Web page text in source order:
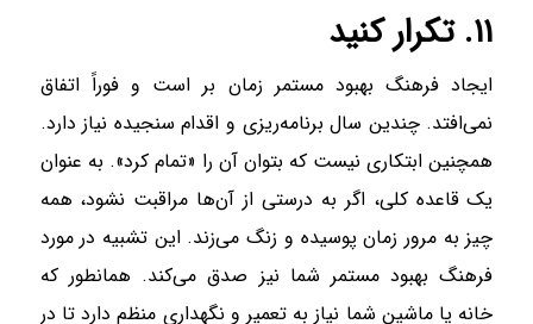
۱۱. تکرار کنید
ایجاد فرهنگ بهبود مستمر زمان بر است و فوراً اتفاق
نمی‌افتد. چندین سال برنامه‌ریزی و اقدام سنجیده نیاز دارد.
همچنین ابتکاری نیست که بتوان آن را «تمام کرد». به عنوان
یک قاعده کلی، اگر به درستی از آن‌ها مراقبت نشود، همه
چیز به مرور زمان پوسیده و زنگ می‌زند. این تشبیه در مورد
فرهنگ بهبود مستمر شما نیز صدق می‌کند. همانطور که
خانه یا ماشین شما نیاز به تعمیر و نگهداری منظم دارد تا در